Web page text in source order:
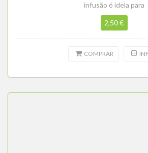
infusão é idela para
2,50 €
COMPRAR